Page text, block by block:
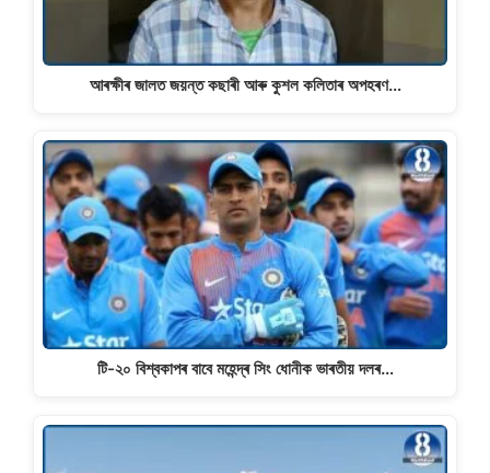
আৰক্ষীৰ জালত জয়ন্ত কছাৰী আৰু কুশল কলিতাৰ অপহৰণ…
টি-২০ বিশ্বকাপৰ বাবে মহেন্দ্ৰ সিং ধোনীক ভাৰতীয় দলৰ…